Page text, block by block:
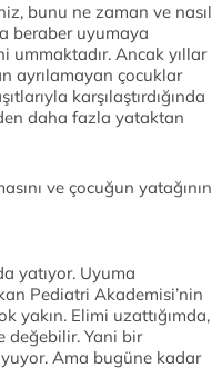
bunu ne zaman ve nasıl
beraber uyumaya
ummaktadır. Ancak yıllar
ayrılamayan çocuklar
karşılaştırdığında
daha fazla yataktan
ve çocuğun yatağının
yatıyor. Uyuma
Pediatri Akademisi’nin
yakın. Elimi uzattığımda,
değebilir. Yani bir
Ama bugüne kadar